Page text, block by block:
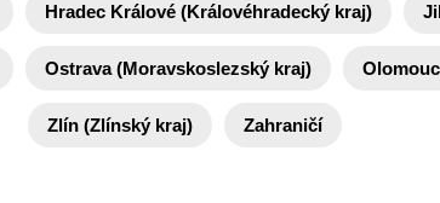
Hradec Králové (Královéhradecký kraj)
Ostrava (Moravskoslezský kraj)
Zlín (Zlínský kraj) Zahraničí